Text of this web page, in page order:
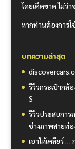
โดยเด็ดขาด ไม่ว่
หากท่านต้องการ
บทความล่าสุด
รีวิวกระเป๋ากล้อ
S
รีวิวประสบการ
ช่างภาพสายท่อ
เอาให้เคลียร์